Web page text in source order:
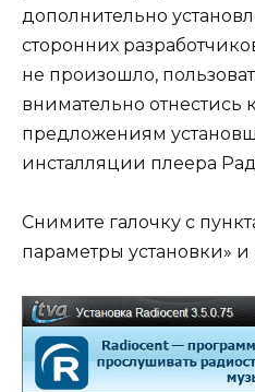
дополнительно
сторонних
не произошло,
внимательно отнестись
предложениям
инсталляции плеера
Снимите галочку с
параметры установки»